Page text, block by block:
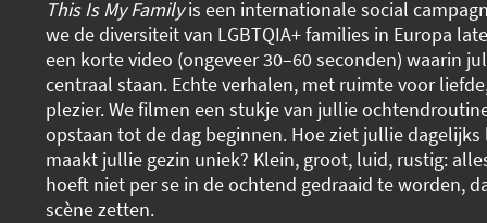
This Is My Familyis een internationale social
we de diversiteit van LGBTQIA+ families in Europa
een korte video (ongeveer 30–60 seconden) waarin
centraal staan. Echte verhalen, met ruimte voor
plezier. We filmen een stukje van jullie
opstaan tot de dag beginnen. Hoe ziet jullie dagelijks
maakt jullie gezin uniek? Klein, groot, luid, rustig:
hoeft niet per se in de ochtend gedraaid te worden,
scène zetten.